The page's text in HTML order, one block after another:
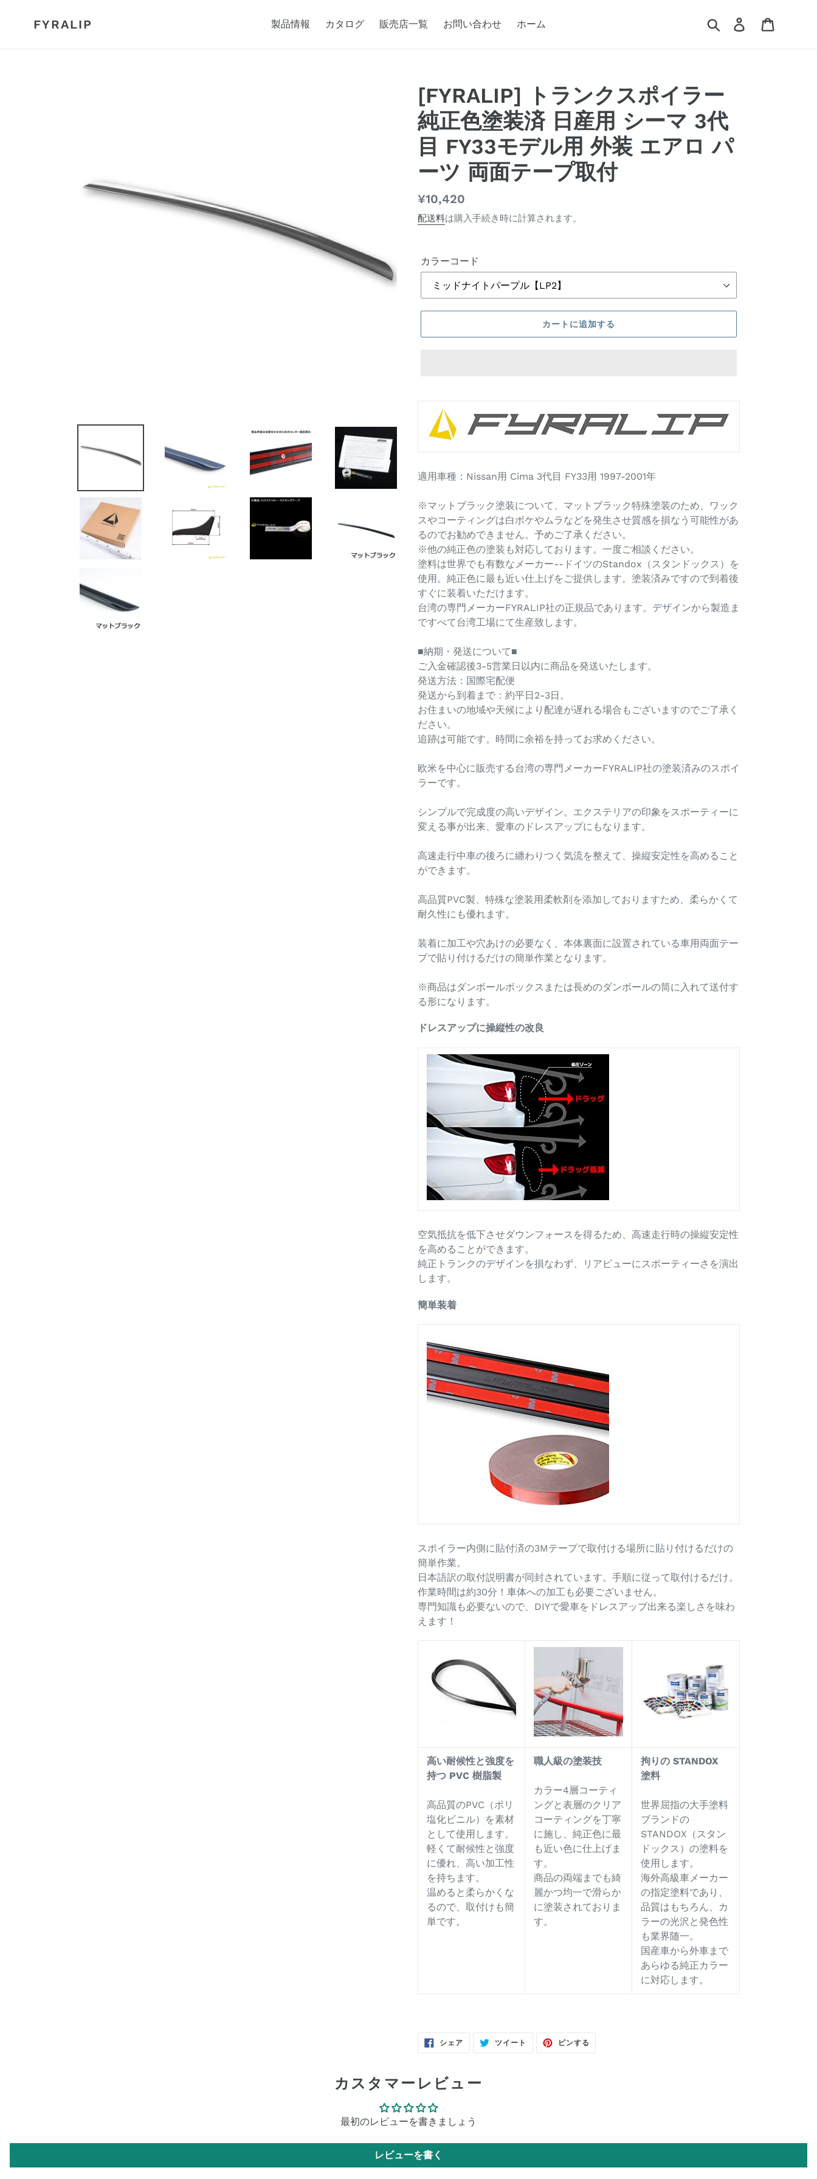
FYRALIP 製品情報 カタログ 販売店一覧 お問い合わせ ホーム 検索 ログイン
[FYRALIP] トランクスポイラー
純正色塗装済 日産用 シーマ 3代
目 FY33モデル用 外装 エアロ パ
ーツ 両面テープ取付
通
常
格
¥10,420
配送料は購入手続き時に計算されます。
カラーコード
カートに追加する
を
加
す
る
適用車種：Nissan用 Cima 3代目 FY33用 1997-2001年
※マットブラック塗装について、マットブラック特殊塗装のため、ワック
スやコーティングは白ボケやムラなどを発生させ質感を損なう可能性があ
るのでお勧めできません。予めご了承ください。
※他の純正色の塗装も対応しております。一度ご相談ください。
塗料は世界でも有数なメーカー--ドイツのStandox（スタンドックス）を
使用。純正色に最も近い仕上げをご提供します。塗装済みですので到着後
すぐに装着いただけます。
台湾の専門メーカーFYRALIP社の正規品であります。デザインから製造ま
ですべて台湾工場にて生産致します。
■納期・発送について■
ご入金確認後3-5営業日以内に商品を発送いたします。
発送方法：国際宅配便
発送から到着まで：約平日2-3日。
お住まいの地域や天候により配達が遅れる場合もございますのでご了承く
ださい。
追跡は可能です。時間に余裕を持ってお求めください。
欧米を中心に販売する台湾の専門メーカーFYRALIP社の塗装済みのスポイ
ラーです。
シンプルで完成度の高いデザイン。エクステリアの印象をスポーティーに
変える事が出来、愛車のドレスアップにもなります。
高速走行中車の後ろに纏わりつく気流を整えて、操縦安定性を高めること
ができます。
高品質PVC製、特殊な塗装用柔軟剤を添加しておりますため、柔らかくて
耐久性にも優れます。
装着に加工や穴あけの必要なく、本体裏面に設置されている車用両面テー
プで貼り付けるだけの簡単作業となります。
※商品はダンボールボックスまたは長めのダンボールの筒に入れて送付す
る形になります。
ドレスアップに操縦性の改良
空気抵抗を低下させダウンフォースを得るため、高速走行時の操縦安定性
を高めることができます。
純正トランクのデザインを損なわず、リアビューにスポーティーさを演出
します。
簡単装着
スポイラー内側に貼付済の3Mテープで取付ける場所に貼り付けるだけの
簡単作業。
日本語訳の取付説明書が同封されています。手順に従って取付けるだけ。
作業時間は約30分！車体への加工も必要ございません。
専門知識も必要ないので、DIYで愛車をドレスアップ出来る楽しさを味わ
えます！
高い耐候性と強度を
持つ PVC 樹脂製
高品質のPVC（ポリ
塩化ビニル）を素材
として使用します。
軽くて耐候性と強度
に優れ、高い加工性
を持ちます。
温めると柔らかくな
るので、取付けも簡
単です。
職人級の塗装技
カラー4層コーティ
ングと表層のクリア
コーティングを丁寧
に施し、純正色に最
も近い色に仕上げま
す。
商品の両端までも綺
麗かつ均一で滑らか
に塗装されておりま
す。
拘りの STANDOX
塗料
世界屈指の大手塗料
ブランドの
STANDOX（スタン
ドックス）の塗料を
使用します。
海外高級車メーカー
の指定塗料であり、
品質はもちろん、カ
ラーの光沢と発色性
も業界随一。
国産車から外車まで
あらゆる純正カラー
に対応します。
シェアFACEBOOK
る
ツイート
TWITTERピンする
カスタマーレビュー
最初のレビューを書きましょう
レビューを書く